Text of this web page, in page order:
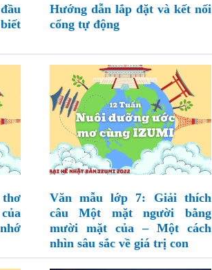
Hướng dẫn lắp đặt và kết nối
cổng tự động
Văn mẫu lớp 7: Giải thích
câu Một mặt người bằng
mười mặt của – Một cách
nhìn sâu sắc về giá trị con